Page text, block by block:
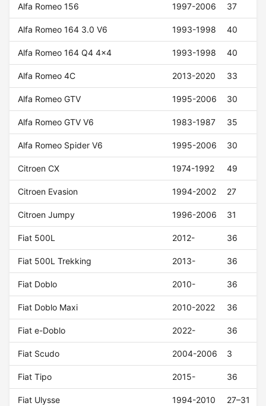
Alfa Romeo 156 1997-2006 37
Alfa Romeo 164 3.0 V6 1993-1998 40
Alfa Romeo 164 Q4 4x4 1993-1998 40
Alfa Romeo 4C 2013-2020 33
Alfa Romeo GTV 1995-2006 30
Alfa Romeo GTV V6 1983-1987 35
Alfa Romeo Spider V6 1995-2006 30
Citroen CX 1974-1992 49
Citroen Evasion 1994-2002 27
Citroen Jumpy 1996-2006 31
Fiat 500L 2012- 36
Fiat 500L Trekking 2013- 36
Fiat Doblo 2010- 36
Fiat Doblo Maxi 2010-2022 36
Fiat e-Doblo 2022- 36
Fiat Scudo 2004-2006 3
Fiat Tipo 2015- 36
Fiat Ulysse 1994-2010 27–31